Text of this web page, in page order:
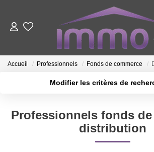
ACHETER
LOUER
FAIRE GÉRER
ESTIMER
Accueil Professionnels Fonds de commerce
Modifier les critères de
Type de bien
Surface min
Professionnels fonds
distribution